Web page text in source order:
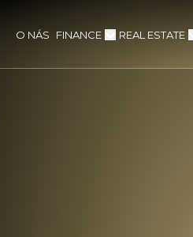
O NÁS FINANCE REAL ESTATE